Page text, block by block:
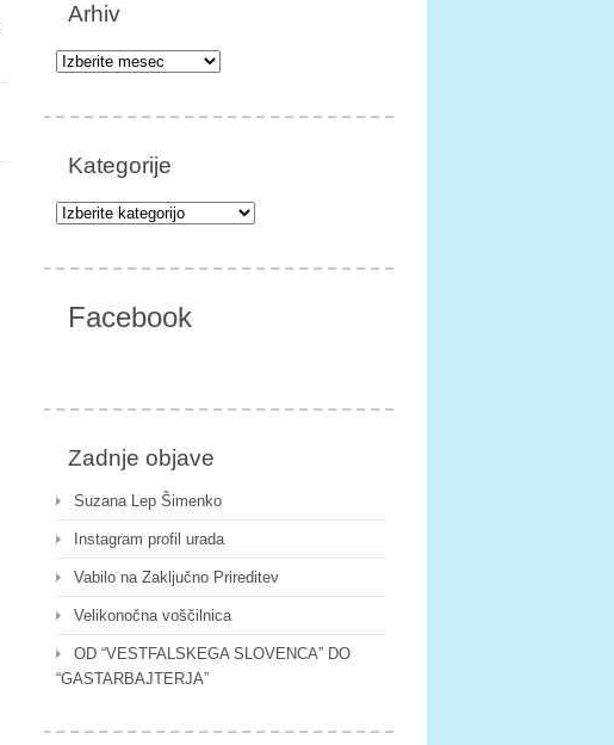
Arhiv
Arhiv
Kategorije
Kategorije
Facebook
Zadnje objave
Suzana Lep Šimenko
Instagram profil urada
Vabilo na Zaključno Prireditev
Velikonočna voščilnica
OD “VESTFALSKEGA SLOVENCA” DO
“GASTARBAJTERJA”